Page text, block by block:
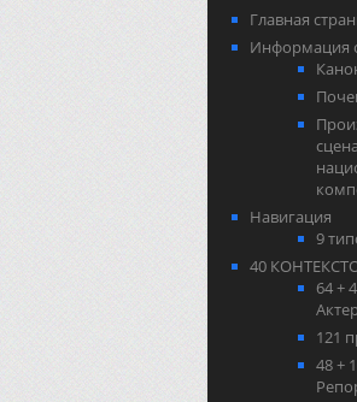
Главная
Информация
Навигация
9
40
64 +
121
48 +